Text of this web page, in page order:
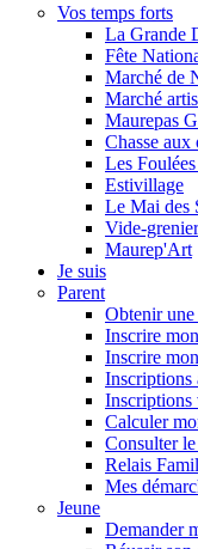
Vos temps forts
La Grande
Fête
Marché de
Marché
Maurepas
Chasse aux
Les
Estivillage
Le Mai des
Vide-
Maurep'Art
Je suis
Parent
Obtenir
Inscrire
Inscrire
Inscriptions
Inscriptions
Calculer
Consulter
Relais
Mes
Jeune
Demander